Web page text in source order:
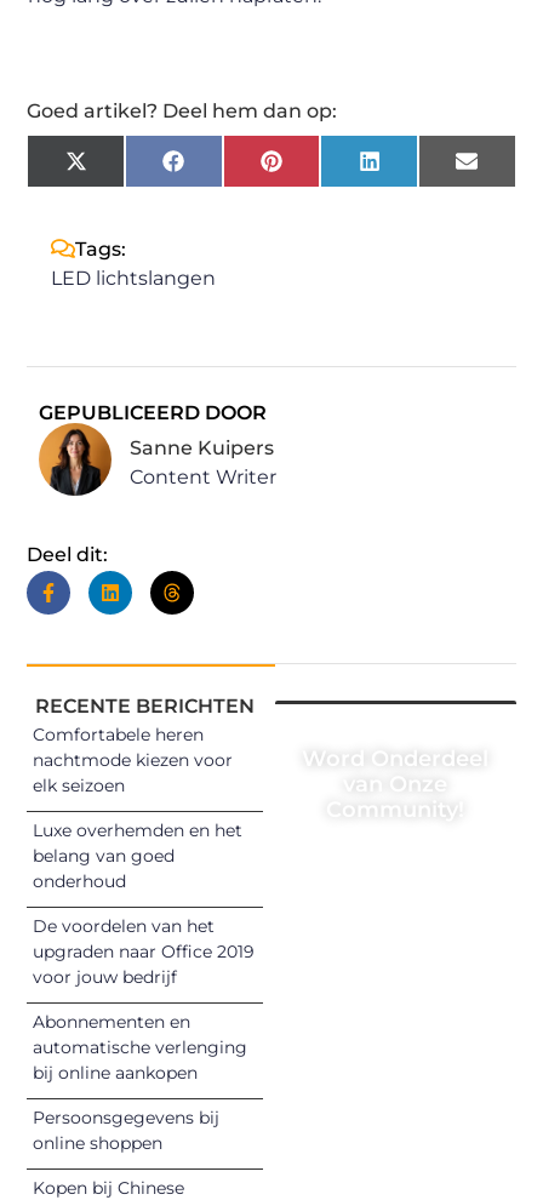
Goed artikel? Deel hem dan op:
X
(Twitter)
FacebookPinterestLinkedIn Email
Tags:
LED lichtslangen
GEPUBLICEERD DOOR
Sanne Kuipers
Content Writer
Deel dit:
RECENTE BERICHTEN
Comfortabele heren
nachtmode kiezen voor
elk seizoen
Luxe overhemden en het
belang van goed
onderhoud
De voordelen van het
upgraden naar Office 2019
voor jouw bedrijf
Abonnementen en
automatische verlenging
bij online aankopen
Persoonsgegevens bij
online shoppen
Kopen bij Chinese
Word Onderdeel
van Onze
Community!